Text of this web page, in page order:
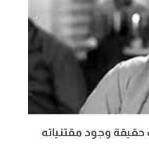
وجود مقتنياته